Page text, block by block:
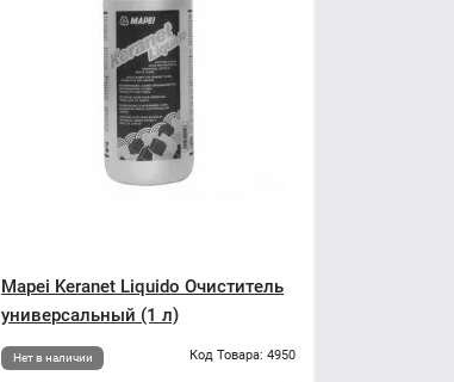
Mapei Keranet Liquido Очиститель
универсальный (1 л)
Нет в наличии Код Товара: 4950